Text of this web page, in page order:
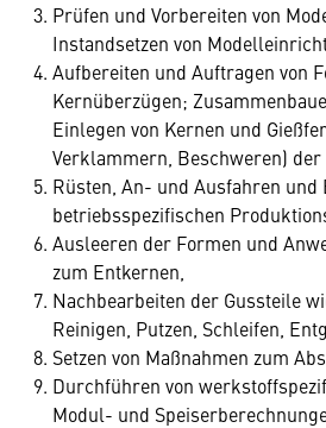
Prüfen und Vorbereiten von
Instandsetzen von
Aufbereiten und Auftragen von
Kernüberzügen;
Einlegen von Kernen und
Verklammern, Beschweren) der
Rüsten, An- und Ausfahren und
betriebsspezifischen
Ausleeren der Formen und
zum Entkernen,
Nachbearbeiten der Gussteile
Reinigen, Putzen, Schleifen,
Setzen von Maßnahmen zum
Durchführen von
Modul- und